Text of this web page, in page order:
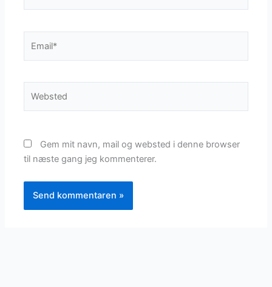
Gem mit navn, mail og websted i denne browser
til næste gang jeg kommenterer.